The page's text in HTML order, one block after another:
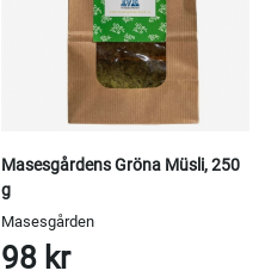
Masesgårdens Gröna Müsli, 250
g
Masesgården
98 kr